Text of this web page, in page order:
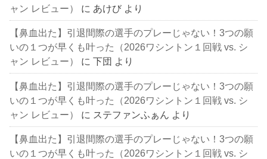
ャン レビュー）
に あけび より
【鼻血出た】引退間際の選手のプレーじゃない！3つの願
いの１つが早くも叶った（2026ワシントン１回戦 vs. シ
ャン レビュー）
に下団 より
【鼻血出た】引退間際の選手のプレーじゃない！3つの願
いの１つが早くも叶った（2026ワシントン１回戦 vs. シ
ャン レビュー）
に ステファンふぁん より
【鼻血出た】引退間際の選手のプレーじゃない！3つの願
いの１つが早くも叶った（2026ワシントン１回戦 vs. シ